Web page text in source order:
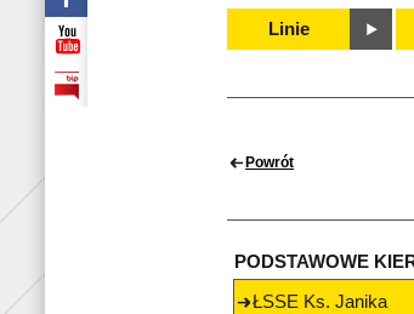
Linie
Powrót
PODSTAWOWE
ŁSSE Ks. Janika